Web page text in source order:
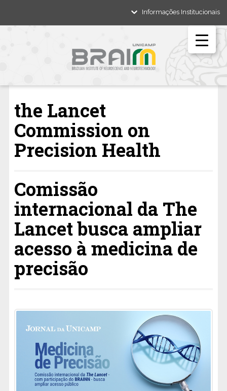
Informações Institucionais
the Lancet
Commission on
Precision Health
Comissão
internacional da The
Lancet busca ampliar
acesso à medicina de
precisão